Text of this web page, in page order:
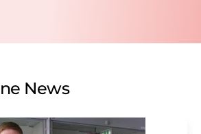
. LUMITOS darf
E-Mail kontaktieren. Ihre
jederzeit ohne Angabe von
per E-Mail unter
News